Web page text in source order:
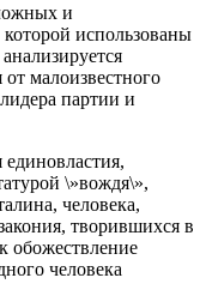
и
использованы
малоизвестного
партии и
\»вождя\»,
человека,
творившихся в
обожествление
человека